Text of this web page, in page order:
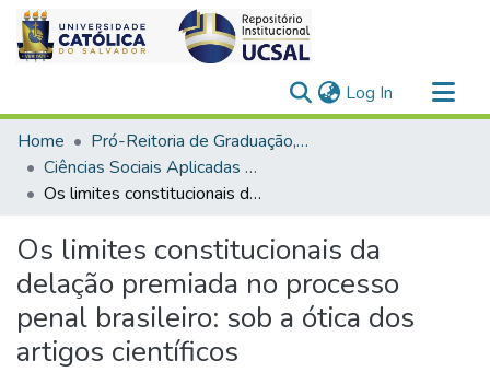
Log In (current)
Communities & Collections
All of DSpace
Statistics
Home
Pró-Reitoria de Graduação, Extensão e Ação Comunitária
Ciências Sociais Aplicadas > Direito
Os limites constitucionais da delação premiada no processo penal brasileiro: sob a ótica dos artigos científicos
Os limites constitucionais da
delação premiada no processo
penal brasileiro: sob a ótica dos
artigos científicos